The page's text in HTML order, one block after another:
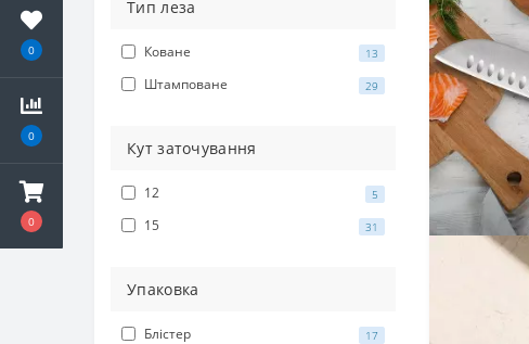
0
0
0
Тип леза
Коване 13
Штамповане 29
Кут заточування
12 5
15 31
Упаковка
Блістер 17